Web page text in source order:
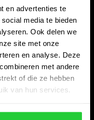
en advertenties te
media te bieden
Ook delen we
site met onze
en analyse. Deze
met andere
of die ze hebben
van hun services.
van Lelystad en
6